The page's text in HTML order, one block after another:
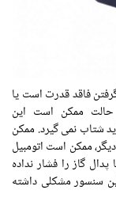
فاقد قدرت است یا
حالت ممکن است این
شتاب نمی گیرد. ممکن
ممکن است اتومبیل
گاز را فشار نداده
سنسور مشکلی داشته